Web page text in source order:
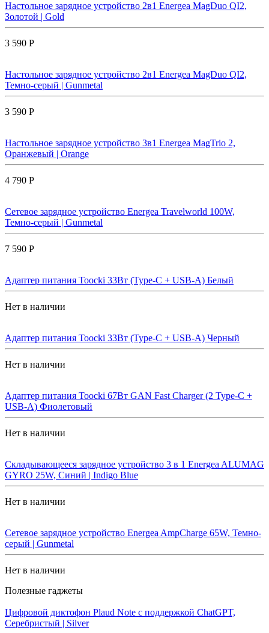
Настольное зарядное устройство 2в1 Energea MagDuo QI2,
Золотой | Gold
3 590 Р
Настольное зарядное устройство 2в1 Energea MagDuo QI2,
Темно-серый | Gunmetal
3 590 Р
Настольное зарядное устройство 3в1 Energea MagTrio 2,
Оранжевый | Orange
4 790 Р
Сетевое зарядное устройство Energea Travelworld 100W,
Темно-серый | Gunmetal
7 590 Р
Адаптер питания Toocki 33Вт (Type-C + USB-A) Белый
Нет в наличии
Адаптер питания Toocki 33Вт (Type-C + USB-A) Черный
Нет в наличии
Адаптер питания Toocki 67Вт GAN Fast Charger (2 Type-C +
USB-A) Фиолетовый
Нет в наличии
Складывающееся зарядное устройство 3 в 1 Energea ALUMAG
GYRO 25W, Синий | Indigo Blue
Нет в наличии
Сетевое зарядное устройство Energea AmpCharge 65W, Темно-
серый | Gunmetal
Нет в наличии
Полезные гаджеты
Цифровой диктофон Plaud Note с поддержкой ChatGPT,
Серебристый | Silver